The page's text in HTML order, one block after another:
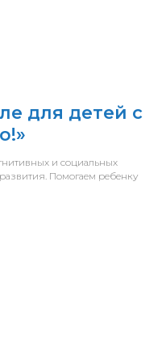
для детей с
и социальных
Помогаем ребенку